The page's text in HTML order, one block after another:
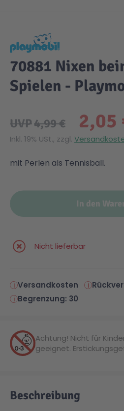
70881 Nixen
Spielen -
2,05
UVP4,99 €
Inkl. 19% USt., zzgl.
mit Perlen als Tennisball.
In den
Nicht lieferbar
Versandkosten
Begrenzung: 30
Achtung! Nicht für
geeignet.
Beschreibung